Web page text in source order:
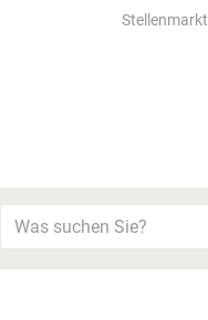
Stellenmarkt